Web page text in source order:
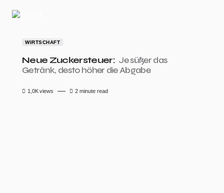
WIRTSCHAFT
Neue Zuckersteuer: Je süßer das
Getränk, desto höher die Abgabe
1,0Kviews 2 minute read